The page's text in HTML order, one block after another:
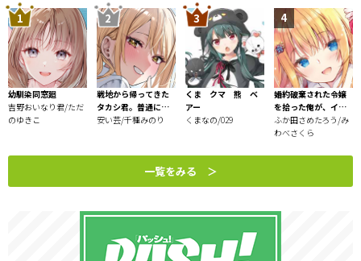
今や王都にお店を構えるほどのお金持ちに！
守銭奴となったクロエは、
敵国の元将軍で超美形のジュリアスを奴隷闘技場で購
入。
残酷で冷酷な黒太子と恐れられたその男を、
クロエは錬金術の素材集めの護衛にしたのだが…⁉︎
顔良しスタイル良し性格最悪⁉︎ のジュリアスに弄ばれ
るうちに、
なぜだか少しずつ彼に惹かれていき…!?
ツンデレLOVE STORY！
幼馴染同窓廻
吉野おいなり君/ただ
のゆきこ
戦地から帰ってきた
タカシ君。普通に高
校生活を送りたい
安い芸/千種みのり
くま クマ 熊 ベ
アー
くまなの/029
婚約破棄された令嬢
を拾った俺が、イケ
ナイことを教え込む
～美味しいものを食
させて、世界一幸せ
ふか田さめたろう/み
わべさくら
一覧をみる ＞